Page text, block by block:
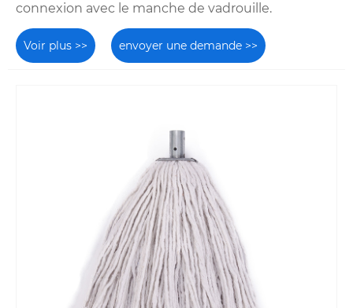
connexion avec le manche de vadrouille.
Voir plus >> envoyer une demande >>